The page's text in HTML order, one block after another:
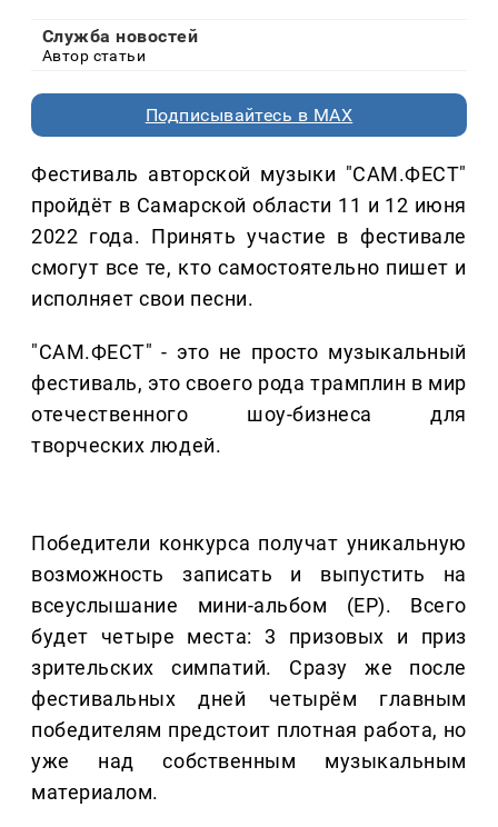
Служба новостей
Автор статьи
Подписывайтесь в MAX
Фестиваль авторской музыки "САМ.ФЕСТ"
пройдёт в Самарской области 11 и 12 июня
2022 года. Принять участие в фестивале
смогут все те, кто самостоятельно пишет и
исполняет свои песни.
"САМ.ФЕСТ" - это не просто музыкальный
фестиваль, это своего рода трамплин в мир
отечественного шоу-бизнеса для
творческих людей.
Победители конкурса получат уникальную
возможность записать и выпустить на
всеуслышание мини-альбом (ЕР). Всего
будет четыре места: 3 призовых и приз
зрительских симпатий. Сразу же после
фестивальных дней четырём главным
победителям предстоит плотная работа, но
уже над собственным музыкальным
материалом.